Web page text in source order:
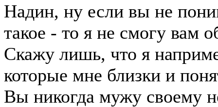
Надин, ну если вы не
такое - то я не смогу вам
Скажу лишь, что я
которые мне близки и
Вы никогда мужу своему